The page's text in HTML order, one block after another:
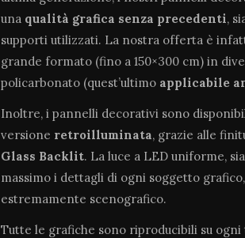
una qualità grafica senza precedenti,
supporti utilizzati. La nostra offerta è
grande formato (fino a 150×300 cm) in
policarbonato (quest’ultimo applicabile
Inoltre, i pannelli decorativi sono
versione retroilluminata, grazie alle
Glass Backlit. La luce a LED uniforme,
massimo i dettagli di ogni soggetto
estremamente scenografico.
Tutte le grafiche sono riproducibili su ogni